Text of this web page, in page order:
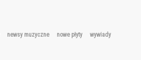
newsy muzyczne nowe płyty wywiady